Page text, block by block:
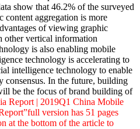
show that 46.2% of the surveyed
content aggregation is more
of viewing graphic
vertical information
is also enabling mobile
technology is accelerating to
intelligence technology to enable
consensus. In the future, building
be the focus of brand building of
Report | 2019Q1 China Mobile
version has 51 pages
at the bottom of the article to